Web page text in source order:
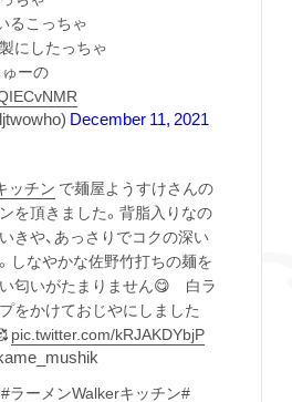
るこっちゃ
にしたっちゃ
ーの
December 11, 2021
ッチン で麺屋ようすけさんの
を頂きました。背脂入りなの
きや、あっさりでコクの深い
しなやかな佐野竹打ちの麺を
匂いがたまりません😋 白ラ
をかけておじやにしました
pic.twitter.com/kRJAKDYbjP
#ラーメンWalkerキッチン#